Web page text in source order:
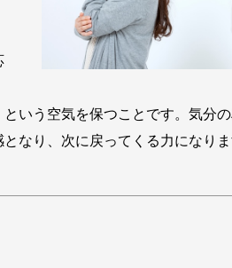
いう空気を保つことです。気分
なり、次に戻ってくる力になり